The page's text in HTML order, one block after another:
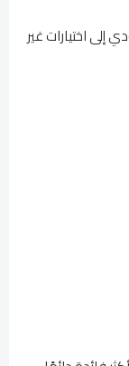
إلى اختيارات غير